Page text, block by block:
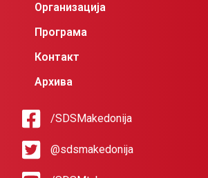
Организација
Програма
Контакт
Архива
/SDSMakedonija
@sdsmakedonija